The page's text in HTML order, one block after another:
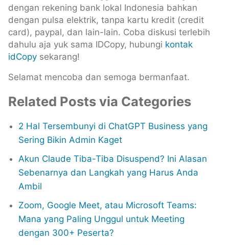
dengan rekening bank lokal Indonesia bahkan
dengan pulsa elektrik, tanpa kartu kredit (credit
card), paypal, dan lain-lain. Coba diskusi terlebih
dahulu aja yuk sama IDCopy, hubungi kontak
idCopy sekarang!
Selamat mencoba dan semoga bermanfaat.
Related Posts via Categories
2 Hal Tersembunyi di ChatGPT Business yang
Sering Bikin Admin Kaget
Akun Claude Tiba-Tiba Disuspend? Ini Alasan
Sebenarnya dan Langkah yang Harus Anda
Ambil
Zoom, Google Meet, atau Microsoft Teams:
Mana yang Paling Unggul untuk Meeting
dengan 300+ Peserta?